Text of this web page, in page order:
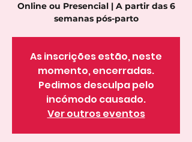
Online ou Presencial | A partir das 6
semanas pós-parto
As inscrições estão, neste
momento, encerradas.
Pedimos desculpa pelo
incómodo causado.
Ver outros eventos